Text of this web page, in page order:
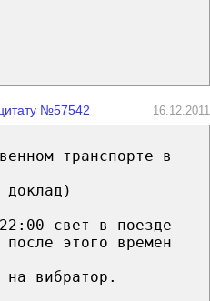
№57542 16.12.2011
транспорте в
доклад)
свет в поезде
после этого времен
на вибратор.